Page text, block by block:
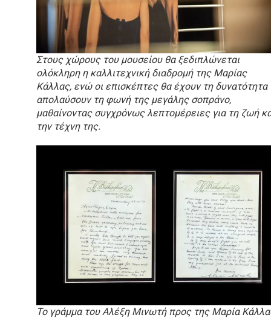
Στους χώρους του μουσείου θα ξεδιπλώνεται
ολόκληρη η καλλιτεχνική διαδρομή της Μαρίας
Κάλλας, ενώ οι επισκέπτες θα έχουν τη δυνατότητα
απολαύσουν τη φωνή της μεγάλης σοπράνο,
μαθαίνοντας συγχρόνως λεπτομέρειες για τη ζωή
την τέχνη της.
Το γράμμα του Αλέξη Μινωτή προς της Μαρία